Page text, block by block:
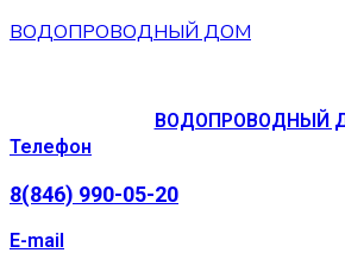
ВОДОПРОВОДНЫЙ ДОМ
ВОДОПРОВОДНЫЙ
Телефон
8(846) 990-05-20
E-mail